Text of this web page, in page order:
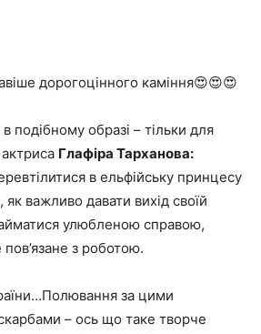
дорогоцінного каміння😍😍😍
подібному образі – тільки для
Глафіра Тарханова:
в ельфійську принцесу
важливо давати вихід своїй
улюбленою справою,
з роботою.
за цими
– ось що таке творче